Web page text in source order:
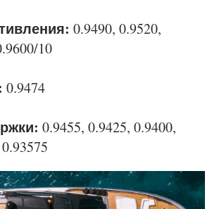
0.9490, 0.9520,
10
0.9474
0.9455, 0.9425, 0.9400,